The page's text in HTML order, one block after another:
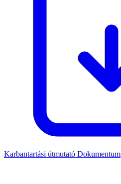
Karbantartási útmutató Dokumentum